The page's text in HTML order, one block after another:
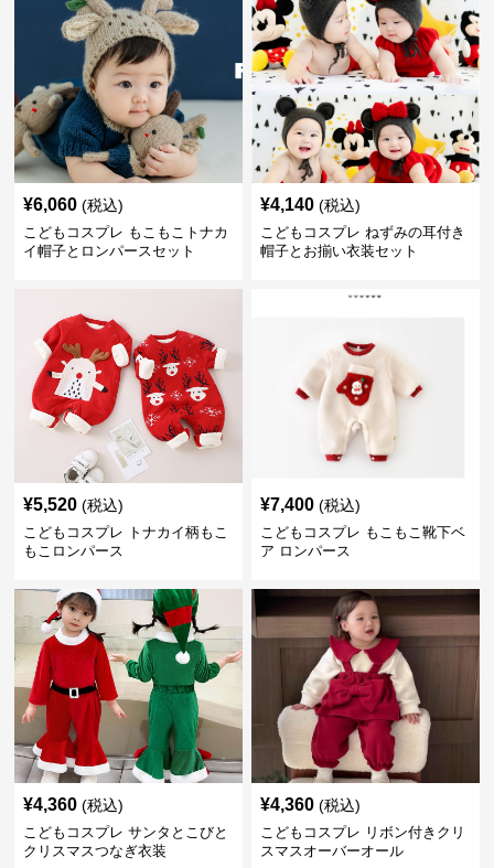
¥6,060 (税込)
こどもコスプレ もこもこトナカ
イ帽子とロンパースセット
¥4,140 (税込)
こどもコスプレ ねずみの耳付き
帽子とお揃い衣装セット
¥5,520 (税込)
こどもコスプレ トナカイ柄もこ
もこロンパース
¥7,400 (税込)
こどもコスプレ もこもこ靴下ベ
ア ロンパース
¥4,360 (税込)
こどもコスプレ サンタとこびと
クリスマスつなぎ衣装
¥4,360 (税込)
こどもコスプレ リボン付きクリ
スマスオーバーオール